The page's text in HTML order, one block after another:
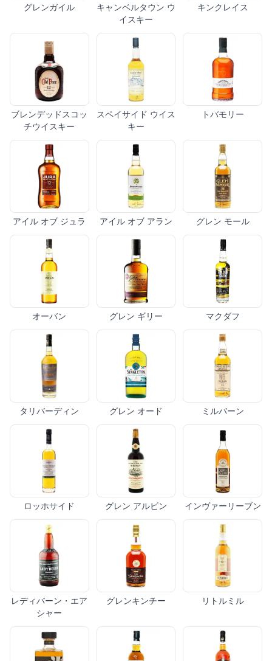
グレンガイル
キャンベルタウン ウ
イスキー
キンクレイス
ブレンデッドスコッ
チウイスキー
スペイサイド ウイス
キー
トバモリー
アイル オブ ジュラ アイル オブ アラン グレン モール
オーバン グレン ギリー マクダフ
タリバーディン グレン オード ミルバーン
ロッホサイド グレン アルビン インヴァーリーブン
レディバーン・エア
シャー
グレンキンチー リトルミル